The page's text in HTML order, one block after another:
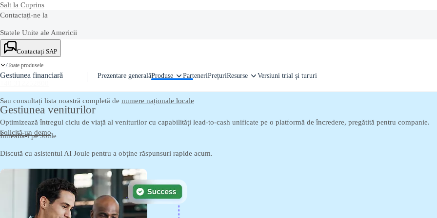
Salt la Cuprins
Contactați-ne la
Statele Unite ale Americii
+1-800-872-1727
Romania
Sau consultați lista noastră completă de numere naționale locale
Întreabă-l pe Joule
Discută cu asistentul AI Joule pentru a obține răspunsuri rapide acum.
Contactați SAP
Trimite-ne comentarii, întrebări sau feedback.
Ask Joule
Contactați SAP
/Toate produsele
Gestiunea financiară Prezentare generalăProduse ParteneriPrețuriResurse Versiuni trial și tururi
Gestiunea veniturilor
Optimizează întregul ciclu de viață al veniturilor cu capabilități lead-to-cash unificate pe o platformă de încredere, pregătită pentru companie.
Solicită un demo